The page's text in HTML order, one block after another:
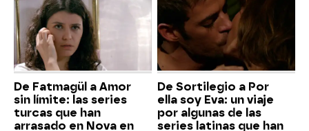
De Fatmagül a Amor
sin límite: las series
turcas que han
arrasado en Nova en
De Sortilegio a Por
ella soy Eva: un viaje
por algunas de las
series latinas que han